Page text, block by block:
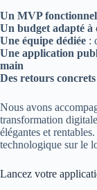
Un MVP fonctionnel
Un budget adapté à
Une équipe dédiée :
Une application
main
Des retours concrets
Nous avons
transformation
élégantes et
technologique sur le
Lancez votre